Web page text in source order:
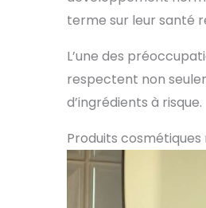
terme sur leur santé
L’une des
respectent non
d’ingrédients à risque.
Produits